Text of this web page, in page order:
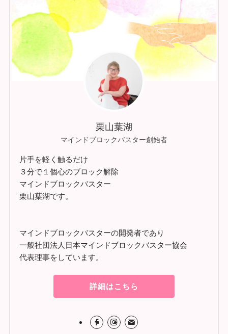
栗山葉湖
マインドブロックバスター創始者
片手を軽く触るだけ
３分で１個心のブロック解除
マインドブロックバスター
栗山葉湖です。
マインドブロックバスターの開発者であり
一般社団法人日本マインドブロックバスター協会
代表理事をしています。
詳細はこちら